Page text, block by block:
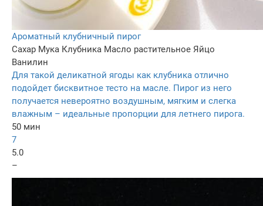
Ароматный клубничный пирог
Сахар Мука Клубника Масло растительное Яйцо
Ванилин
Для такой деликатной ягоды как клубника отлично
подойдет бисквитное тесто на масле. Пирог из него
получается невероятно воздушным, мягким и слегка
влажным – идеальные пропорции для летнего пирога.
50 мин
7
5.0
–